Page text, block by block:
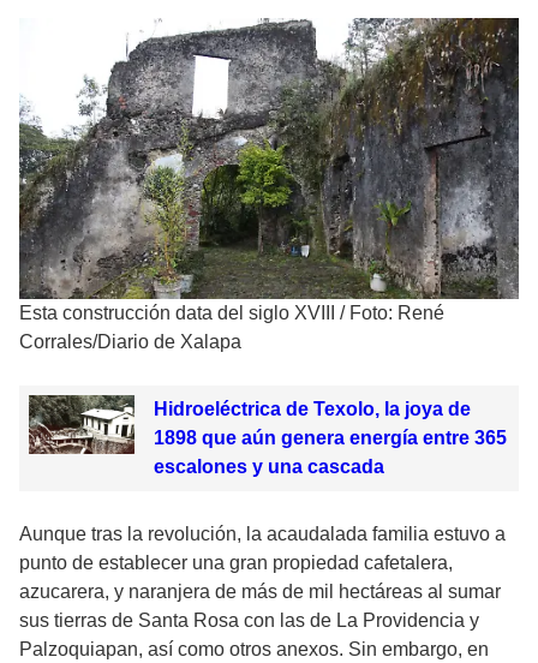
Esta construcción data del siglo XVIII / Foto: René
Corrales/Diario de Xalapa
Hidroeléctrica de Texolo, la joya de
1898 que aún genera energía entre 365
escalones y una cascada
Aunque tras la revolución, la acaudalada familia estuvo a
punto de establecer una gran propiedad cafetalera,
azucarera, y naranjera de más de mil hectáreas al sumar
sus tierras de Santa Rosa con las de La Providencia y
Palzoquiapan, así como otros anexos. Sin embargo, en